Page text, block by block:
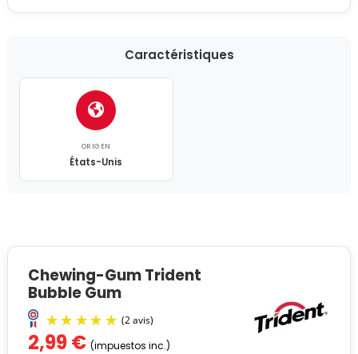
Caractéristiques
ORIGEN
États-Unis
Chewing-Gum Trident
Bubble Gum
2,99 € (impuestos inc.)